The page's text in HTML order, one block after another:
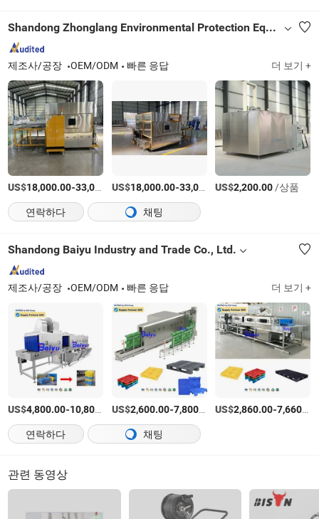
Shandong Zhonglang Environmental Protection Equipment Co., Ltd.
제조사/공장 OEM/ODM 빠른 응답 더 보기 +
US$18,000.00-33,000.00 /상품
US$18,000.00-33,000.00 /상품
US$2,200.00/상품
연락하다
채팅
Shandong Baiyu Industry and Trade Co., Ltd.
제조사/공장 OEM/ODM 빠른 응답 더 보기 +
US$4,800.00-10,800.00 /상품
US$2,600.00-7,800.00 /상품
US$2,860.00-7,660.00
연락하다
채팅
관련 동영상